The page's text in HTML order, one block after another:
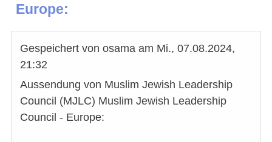
Europe:
Gespeichert von osama am Mi., 07.08.2024,
21:32
Aussendung von Muslim Jewish Leadership
Council (MJLC) Muslim Jewish Leadership
Council - Europe: